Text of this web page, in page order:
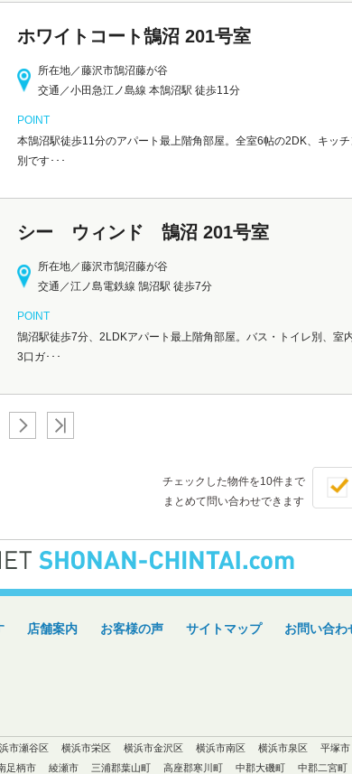
ホワイトコート鵠沼 201号室
所在地／藤沢市鵠沼藤が谷
交通／小田急江ノ島線 本鵠沼駅 徒歩11分
POINT
本鵠沼駅徒歩11分のアパート最上階角部屋。全室6帖の2DK、キッ
別です･･･
シー ウィンド 鵠沼 201号室
所在地／藤沢市鵠沼藤が谷
交通／江ノ島電鉄線 鵠沼駅 徒歩7分
POINT
鵠沼駅徒歩7分、2LDKアパート最上階角部屋。バス・トイレ別、室
3口ガ･･･
チェックした物件を10件まで
まとめて問い合わせできます
店舗案内 お客様の声 サイトマップ
お問い合わ
市瀬谷区 横浜市栄区 横浜市金沢区 横浜市南区 横浜市泉区 平塚市
足柄市 綾瀬市 三浦郡葉山町 高座郡寒川町 中郡大磯町 中郡二宮町